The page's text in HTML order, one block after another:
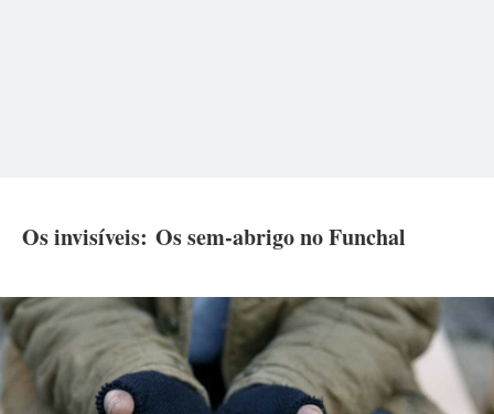
Os invisíveis: Os sem-abrigo no Funchal